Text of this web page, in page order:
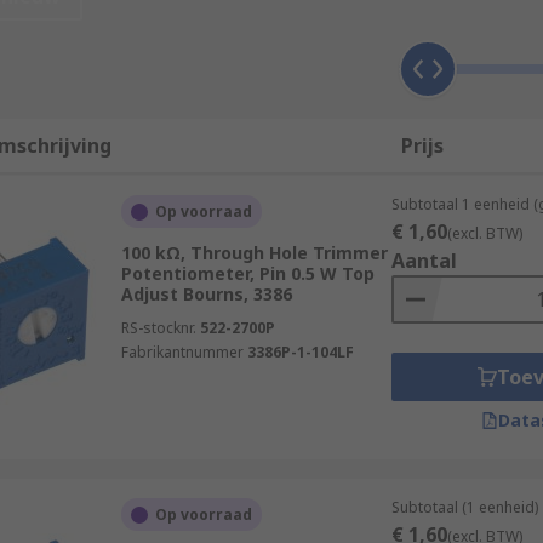
more expensive than standard potentiometers with
have a lifespan that allows for hundreds of
cycles (at best). Trim pots also tend to take up more
the trim pot. Multiturn trimmer pots tend to have a
where a resolution of one turn is enough.
(you can turn the adjustment knob with your fingers),
or series.
Prijs
Op voorraad
100 kΩ, Through Hole Trimmer
Potentiometer, Pin 0.5 W Top
Adjust Bourns, 3386
RS-stocknr. 522-2700P
Fabrikantnummer 3386P-1-104LF
Subtotaal 1 eenheid
€ 1,60(excl. BTW)
Aantal
Op voorraad Subtotaal (1 eenheid)
€ 1,60(excl. BTW)